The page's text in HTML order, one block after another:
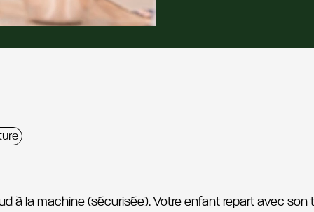
à la machine (sécurisée). Votre enfant repart avec son